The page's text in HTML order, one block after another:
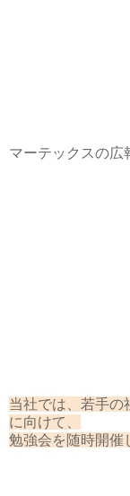
マーテックスの
当社では、若手の
に向けて、
勉強会を随時開催